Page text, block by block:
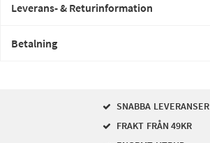
Leverans- & Returinformation
Betalning
SNABBA LEVERANSER
FRAKT FRÅN 49KR